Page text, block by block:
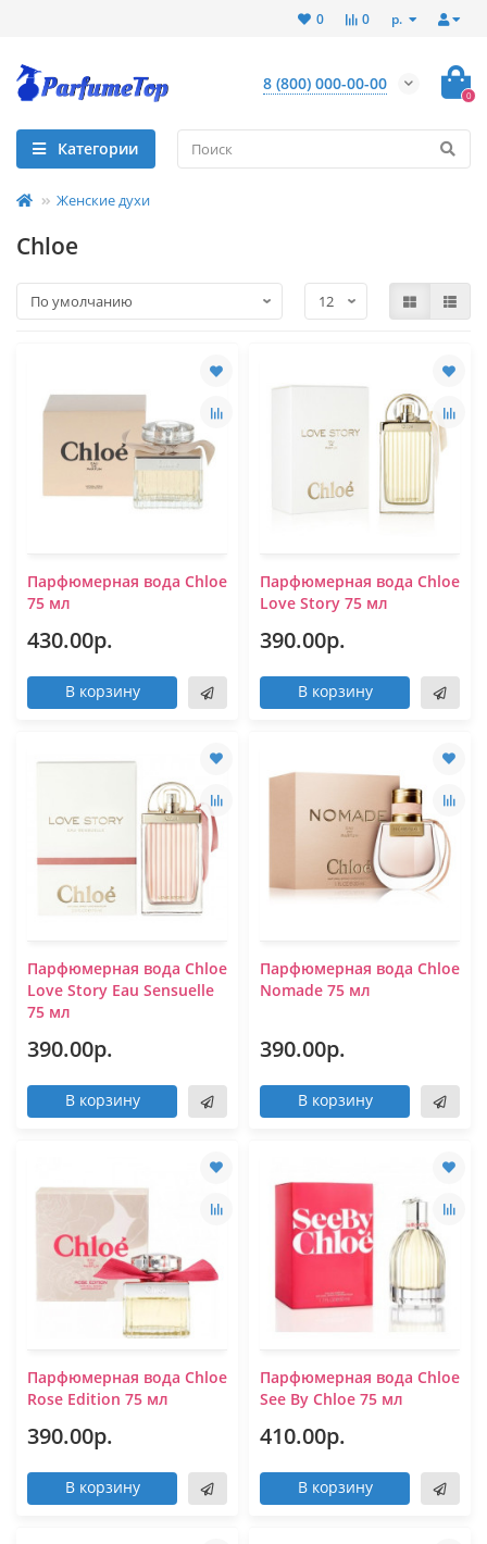
р.
0
0
8 (800) 000-00-00
0
Категории
Женские духи
Chloe
Парфюмерная вода Chloe
75 мл
430.00р.
В корзину
Парфюмерная вода Chloe
Love Story 75 мл
390.00р.
В корзину
Парфюмерная вода Chloe
Love Story Eau Sensuelle
75 мл
390.00р.
В корзину
Парфюмерная вода Chloe
Nomade 75 мл
390.00р.
В корзину
Парфюмерная вода Chloe
Rose Edition 75 мл
390.00р.
В корзину
Парфюмерная вода Chloe
See By Chloe 75 мл
410.00р.
В корзину